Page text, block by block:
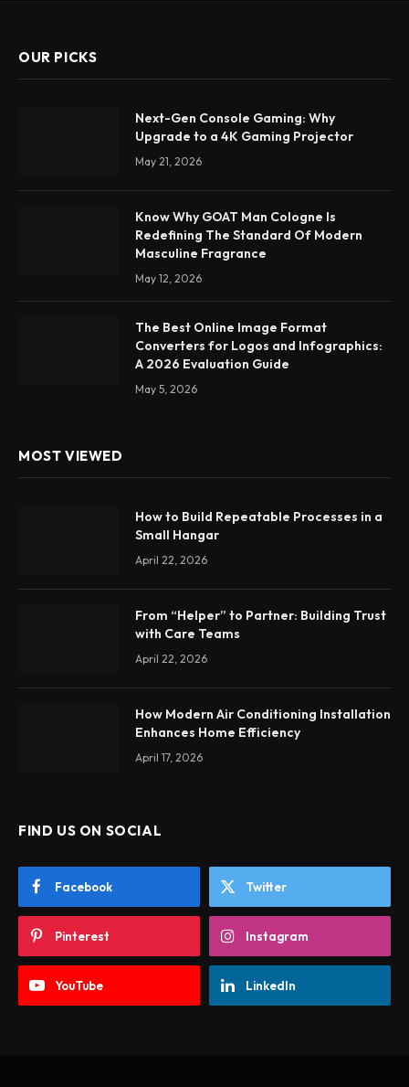
OUR PICKS
Next-Gen Console Gaming: Why
Upgrade to a 4K Gaming Projector
May 21, 2026
Know Why GOAT Man Cologne Is
Redefining The Standard Of Modern
Masculine Fragrance
May 12, 2026
The Best Online Image Format
Converters for Logos and Infographics:
A 2026 Evaluation Guide
May 5, 2026
MOST VIEWED
How to Build Repeatable Processes in a
Small Hangar
April 22, 2026
From “Helper” to Partner: Building Trust
with Care Teams
April 22, 2026
How Modern Air Conditioning Installation
Enhances Home Efficiency
April 17, 2026
FIND US ON SOCIAL
Facebook Twitter
Pinterest Instagram
YouTube LinkedIn